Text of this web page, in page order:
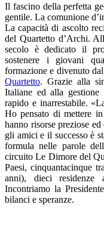
Il fascino della perfetta
gentile. La comunione
La capacità di ascolto
del Quartetto d’Archi.
secolo è dedicato il
sostenere i giovani
formazione e divenuto
Quartetto. Grazie alla
Italiane ed alla
rapido e inarrestabile.
Ho pensato di mettere
hanno risorse preziose
gli amici e il successo è
formula nelle parole
circuito Le Dimore del
Paesi, cinquantacinque
anni), dieci
Incontriamo la
bilanci e speranze.